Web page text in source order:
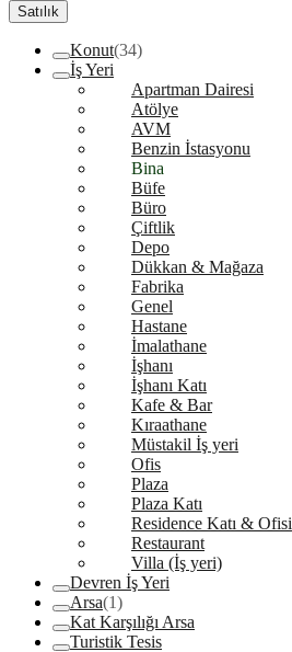
Satılık
Konut(34)
İş Yeri
Apartman Dairesi
Atölye
AVM
Benzin İstasyonu
Bina
Büfe
Büro
Çiftlik
Depo
Dükkan & Mağaza
Fabrika
Genel
Hastane
İmalathane
İşhanı
İşhanı Katı
Kafe & Bar
Kıraathane
Müstakil İş yeri
Ofis
Plaza
Plaza Katı
Residence Katı & Ofisi
Restaurant
Villa (İş yeri)
Devren İş Yeri
Arsa(1)
Kat Karşılığı Arsa
Turistik Tesis